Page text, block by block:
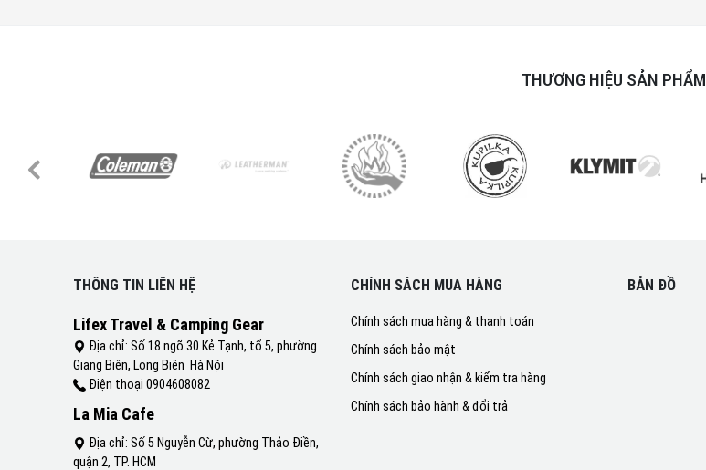
THƯƠNG HIỆU SẢN PHẨM
THÔNG TIN LIÊN HỆ
Lifex Travel & Camping Gear
Địa chỉ: Số 18 ngõ 30 Kẻ Tạnh, tổ 5, phường
Giang Biên, Long Biên Hà Nội
Điện thoại 0904608082
La Mia Cafe
Địa chỉ: Số 5 Nguyễn Cừ, phường Thảo Điền,
quận 2, TP. HCM
CHÍNH SÁCH MUA HÀNG
Chính sách mua hàng & thanh toán
Chính sách bảo mật
Chính sách giao nhận & kiểm tra hàng
Chính sách bảo hành & đổi trả
BẢN ĐỒ